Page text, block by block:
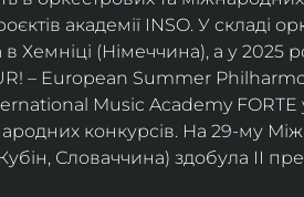
академії INSO. У складі
Хемніці (Німеччина), а у 2025
– European Summer
Music Academy FORTE у
конкурсів. На 29-му
Словаччина) здобула ІІ